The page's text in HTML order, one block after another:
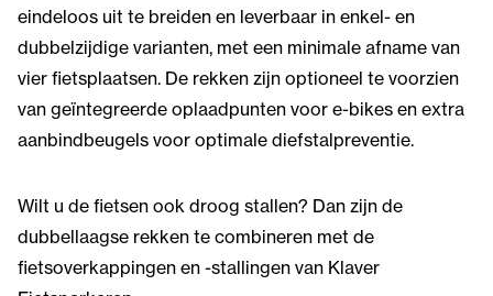
eindeloos uit te breiden en leverbaar in enkel- en
dubbelzijdige varianten, met een minimale afname van
vier fietsplaatsen. De rekken zijn optioneel te voorzien
van geïntegreerde oplaadpunten voor e-bikes en extra
aanbindbeugels voor optimale diefstalpreventie.
Wilt u de fietsen ook droog stallen? Dan zijn de
dubbellaagse rekken te combineren met de
fietsoverkappingen en -stallingen van Klaver